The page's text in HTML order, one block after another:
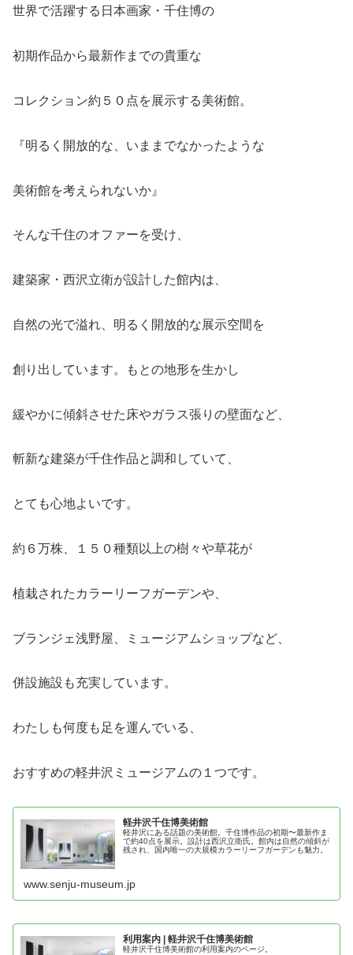
世界で活躍する日本画家・千住博の
初期作品から最新作までの貴重な
コレクション約５０点を展示する美術館。
『明るく開放的な、いままでなかったような
美術館を考えられないか』
そんな千住のオファーを受け、
建築家・西沢立衛が設計した館内は、
自然の光で溢れ、明るく開放的な展示空間を
創り出しています。もとの地形を生かし
緩やかに傾斜させた床やガラス張りの壁面など、
斬新な建築が千住作品と調和していて、
とても心地よいです。
約６万株、１５０種類以上の樹々や草花が
植栽されたカラーリーフガーデンや、
ブランジェ浅野屋、ミュージアムショップなど、
併設施設も充実しています。
わたしも何度も足を運んでいる、
おすすめの軽井沢ミュージアムの１つです。
軽井沢千住博美術館
軽井沢にある話題の美術館。千住博作品の初期〜最新作ま
で約40点を展示。設計は西沢立衛氏。館内は自然の傾斜が
残され、国内唯一の大規模カラーリーフガーデンも魅力。
www.senju-museum.jp
利用案内 | 軽井沢千住博美術館
軽井沢千住博美術館の利用案内のページ。